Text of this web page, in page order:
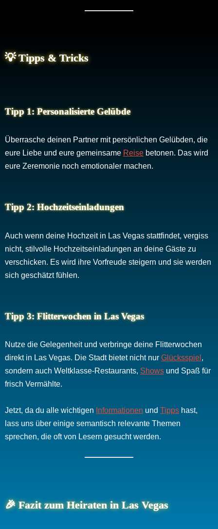
💡 Tipps & Tricks
Tipp 1: Personalisierte Gelübde
Überrasche deinen Partner mit persönlichen Gelübden, die
eure Liebe und eure gemeinsame Reise betonen. Das wird
eure Zeremonie noch emotionaler machen.
Tipp 2: Hochzeitseinladungen
Auch wenn deine Hochzeit in Las Vegas stattfindet, vergiss
nicht, stilvolle Hochzeitseinladungen an deine Gäste zu
verschicken. Es wird ihre Vorfreude steigern und sie werden
sich geschätzt fühlen.
Tipp 3: Flitterwochen in Las Vegas
Nutze die Gelegenheit und verbringe deine Flitterwochen
direkt in Las Vegas. Die Stadt bietet nicht nur Glücksspiel ,
sondern auch Weltklasse-Restaurants, Shows und Spaß für
frisch Vermählte.
Jetzt, da du alle wichtigen Informationen und Tipps hast,
lass uns über einige semantisch relevante Themen
sprechen, die oft von Lesern gesucht werden.
🎉 Fazit zum Heiraten in Las Vegas